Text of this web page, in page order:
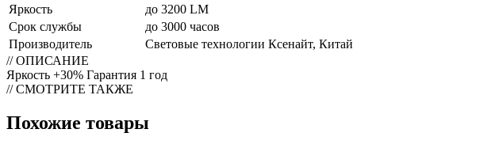
Яркость
до 3200 LM
Срок службы
до 3000 часов
Производитель
Световые технологии Ксенайт, Китай
// ОПИСАНИЕ
Яркость +30% Гарантия 1 год
// СМОТРИТЕ ТАКЖЕ
Похожие товары